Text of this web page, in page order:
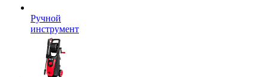
Ручной
инструмент